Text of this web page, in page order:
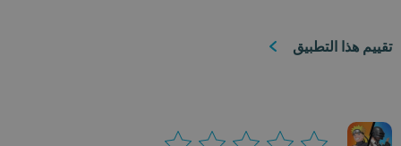
تقييم هذا التطبيق